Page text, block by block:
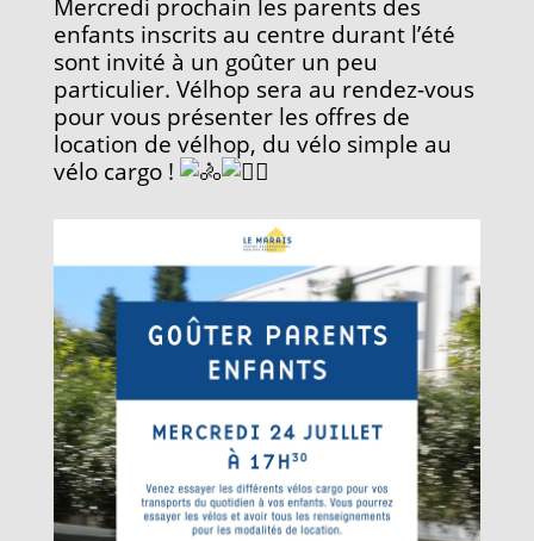
Mercredi prochain les parents des
enfants inscrits au centre durant l’été
sont invité à un goûter un peu
particulier. Vélhop sera au rendez-vous
pour vous présenter les offres de
location de vélhop, du vélo simple au
vélo cargo !